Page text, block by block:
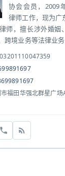
协会会员，2009
律师工作，现为广
师，擅长涉外婚姻
跨境业务等法律业务
福田华强北群星广场